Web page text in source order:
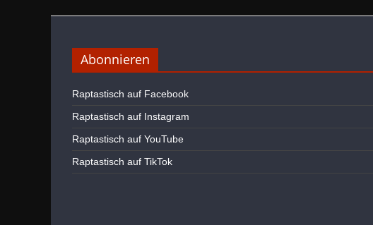
Abonnieren
Raptastisch auf Facebook
Raptastisch auf Instagram
Raptastisch auf YouTube
Raptastisch auf TikTok